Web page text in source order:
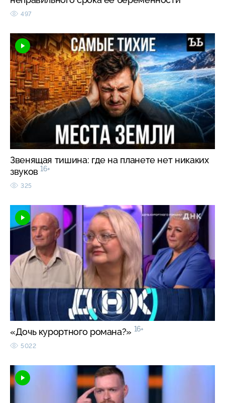
497
Звенящая тишина: где на планете нет никаких
звуков 16+
325
«Дочь курортного романа?» 16+
5022